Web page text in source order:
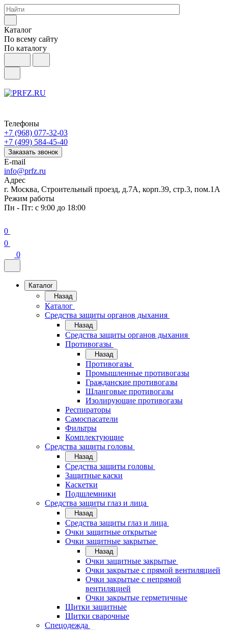
Каталог
По всему сайту
По каталогу
Телефоны
+7 (968) 077-32-03
+7 (499) 584-45-40
Заказать звонок
E-mail
info@prfz.ru
Адрес
г. Москва, Строительный проезд, д.7А, корп.39, стр.3, пом.1А
Режим работы
Пн - Пт: с 9:00 до 18:00
0
0
0
Каталог
Назад
Каталог
Средства защиты органов дыхания
Назад
Средства защиты органов дыхания
Противогазы
Назад
Противогазы
Промышленные противогазы
Гражданские противогазы
Шланговые противогазы
Изолирующие противогазы
Респираторы
Самоспасатели
Фильтры
Комплектующие
Средства защиты головы
Назад
Средства защиты головы
Защитные каски
Каскетки
Подшлемники
Средства защиты глаз и лица
Назад
Средства защиты глаз и лица
Очки защитные открытые
Очки защитные закрытые
Назад
Очки защитные закрытые
Очки закрытые с прямой вентиляцией
Очки закрытые с непрямой
вентиляцией
Очки закрытые герметичные
Щитки защитные
Щитки сварочные
Спецодежда